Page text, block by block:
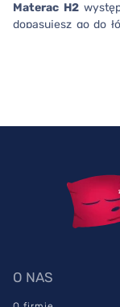
Materac H2
dopasujesz go do
.
Dowiedz
Foam Royal MED
pewność, że
podpiera wszystkie
O NAS